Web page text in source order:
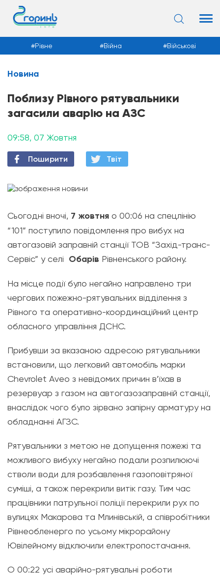
Новини
Рівне Війна Військові
Новина
Поблизу Рівного рятувальники
загасили аварію на АЗС
09:58, 07 Жовтня
Поширити Твiт
Сьогодні вночі, 7 жовтня о 00:06 на спецлінію
“101” поступило повідомлення про вибух на
автогазовій заправній станції ТОВ “Захід-транс-
Сервіс” у селі Обарів Рівненського району.
На місце події було негайно направлено три
чергових пожежно-рятувальних відділення з
Рівного та оперативно-координаційний центр
обласного управління ДСНС.
Прибувши за вказаною адресою рятувальники
встановили, що легковий автомобіль марки
Chevrolet Aveo з невідомих причин в’їхав в
резервуар з газом на автогазозаправній станції,
внаслідок чого було зірвано запірну арматуру на
обладнанні АГЗС.
Рятувальники з метою не допущення пожежі та
можливого вибуху негайно подали розпилюючі
стволи води для розбавлення газоповітряної
суміші, а також перекрили витік газу. Тим час
працівники патрульної поліції перекрили рух по
вулицях Макарова та Млинівській, а співробітники
Рівнеобленерго по усьому мікрорайону
Ювілейному відключили електропостачання.
О 00:22 усі аварійно-рятувальні роботи